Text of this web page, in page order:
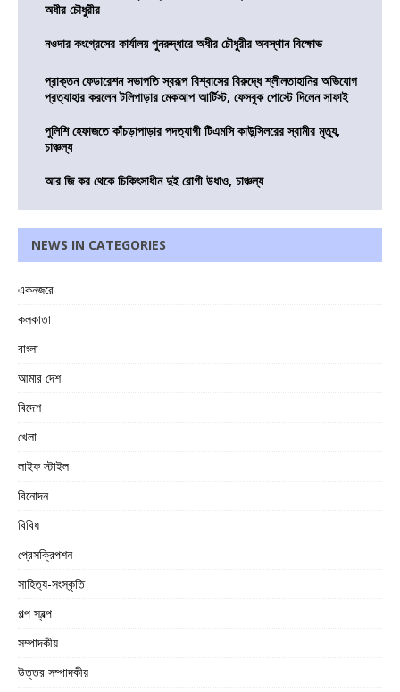
অধীর চৌধুরীর
নওদার কংগ্রেসের কার্যালয় পুনরুদ্ধারে অধীর চৌধুরীর অবস্থান বিক্ষোভ
প্রাক্তন ফেডারেশন সভাপতি স্বরূপ বিশ্বাসের বিরুদ্ধে শ্লীলতাহানির অভিযোগ
প্রত্যাহার করলেন টলিপাড়ার মেকআপ আর্টিস্ট, ফেসবুক পোস্টে দিলেন সাফাই
পুলিশি হেফাজতে কাঁচড়াপাড়ার পদত্যাগী টিএমসি কাউন্সিলরের স্বামীর মৃত্যু,
চাঞ্চল্য
আর জি কর থেকে চিকিৎসাধীন দুই রোগী উধাও, চাঞ্চল্য
NEWS IN CATEGORIES
একনজরে
কলকাতা
বাংলা
আমার দেশ
বিদেশ
খেলা
লাইফ স্টাইল
বিনোদন
বিবিধ
প্রেসক্রিপশন
সাহিত্য-সংস্কৃতি
গল্প স্বল্প
সম্পাদকীয়
উত্তর সম্পাদকীয়